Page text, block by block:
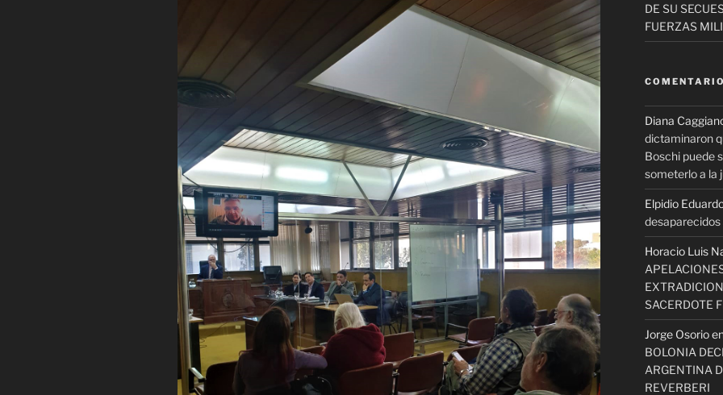
DE SU
FUERZAS
Diana
dictaminaron
Boschi puede
someterlo a la
Elpidio
desaparecidos
Horacio Luis
SACERDOTE
Jorge Osorio
BOLONIA
ARGENTINA
REVERBERI